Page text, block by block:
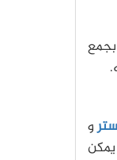
بجمع
و
يمكن